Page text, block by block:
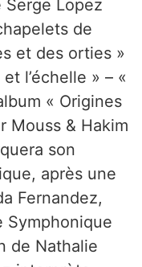
Serge Lopez
de
et des orties »
l’échelle » – «
« Origines
Mouss & Hakim
son
après une
Fernandez,
Symphonique
de Nathalie